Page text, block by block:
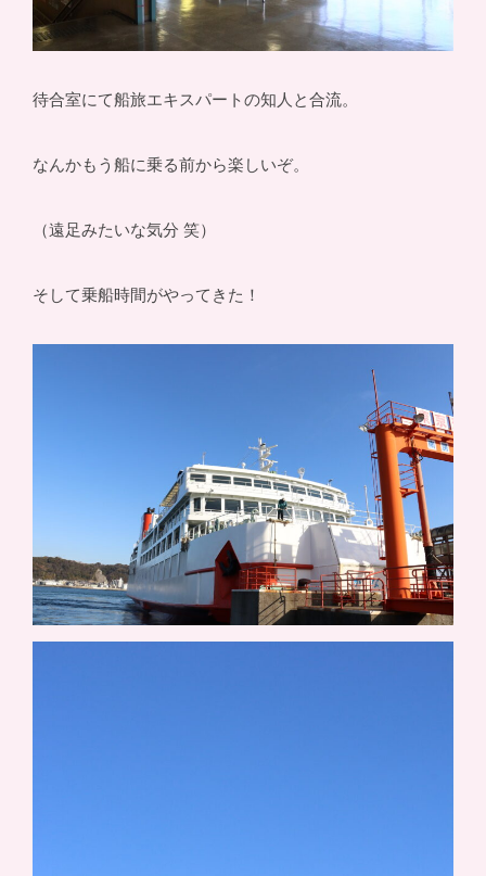
待合室にて船旅エキスパートの知人と合流。
なんかもう船に乗る前から楽しいぞ。
（遠足みたいな気分 笑）
そして乗船時間がやってきた！